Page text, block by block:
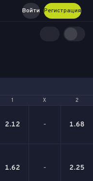
Регистрация
Войти
1 Х 2
1 Х 2
2.12 - 1.68
1.62 - 2.25